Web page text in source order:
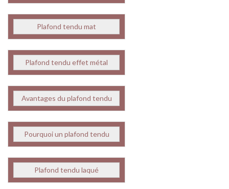
Plafond tendu mat
Plafond tendu effet métal
Avantages du plafond tendu
Pourquoi un plafond tendu
Plafond tendu laqué